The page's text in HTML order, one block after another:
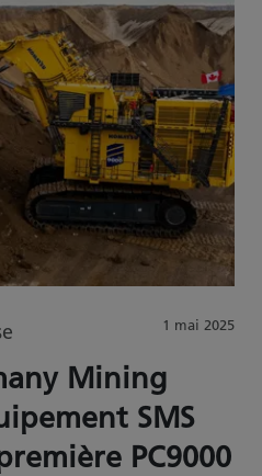
1 mai 2025
Mining
SMS
PC9000